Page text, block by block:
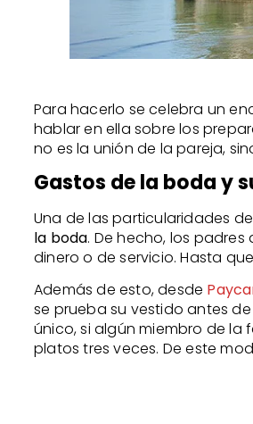
Para hacerlo se celebra un
hablar en ella sobre los
no es la unión de la pareja,
Gastos de la boda y
Una de las particularidades
la boda. De hecho, los
dinero o de servicio. Hasta
Además de esto, desde
se prueba su vestido antes
único, si algún miembro de
platos tres veces. De este